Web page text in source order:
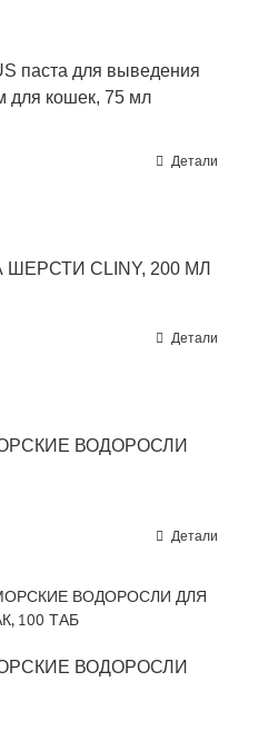
паста для выведения
для кошек, 75 мл
Детали
CLINY, 200 МЛ
Детали
ВОДОРОСЛИ
Детали
ВОДОРОСЛИ